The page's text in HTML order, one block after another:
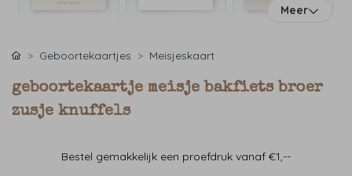
Meer
Geboortekaartjes Meisjeskaart
geboortekaartje meisje bakfiets broer
zusje knuffels
Bestel gemakkelijk een proefdruk vanaf €1,--